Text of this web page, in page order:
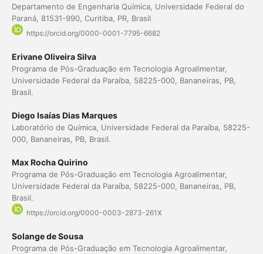
Departamento de Engenharia Química, Universidade Federal do
Paraná, 81531-990, Curitiba, PR, Brasil
https://orcid.org/0000-0001-7795-6682
Erivane Oliveira Silva
Programa de Pós-Graduação em Tecnologia Agroalimentar,
Universidade Federal da Paraíba, 58225-000, Bananeiras, PB,
Brasil.
Diego Isaías Dias Marques
Laboratório de Química, Universidade Federal da Paraíba, 58225-
000, Bananeiras, PB, Brasil.
Max Rocha Quirino
Programa de Pós-Graduação em Tecnologia Agroalimentar,
Universidade Federal da Paraíba, 58225-000, Bananeiras, PB,
Brasil.
https://orcid.org/0000-0003-2873-261X
Solange de Sousa
Programa de Pós-Graduação em Tecnologia Agroalimentar,